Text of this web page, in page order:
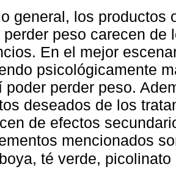
general, los productos
perder peso carecen de
En el mejor
psicológicamente
poder perder peso.
deseados de los
de efectos
mencionados
té verde,